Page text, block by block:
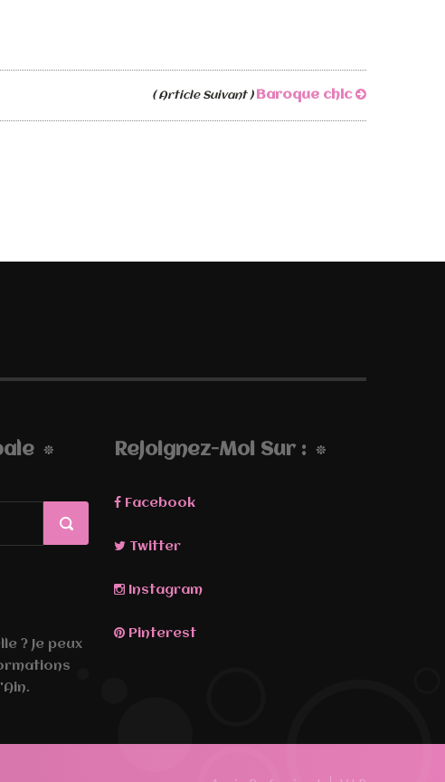
( Article Suivant ) Baroque chic
? Je peux
Rejoignez-Moi Sur :
Facebook
Twitter
Instagram
Pinterest